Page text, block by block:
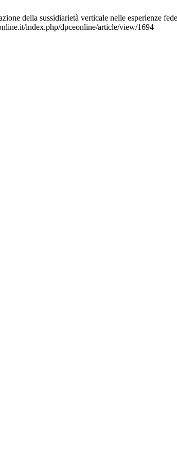
della sussidiarietà verticale nelle esperienze
index.php/dpceonline/article/view/1694